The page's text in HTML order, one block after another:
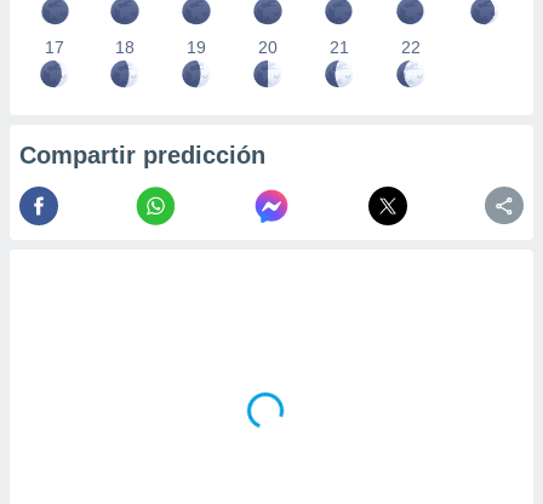
17 18 19 20 21 22
Compartir predicción